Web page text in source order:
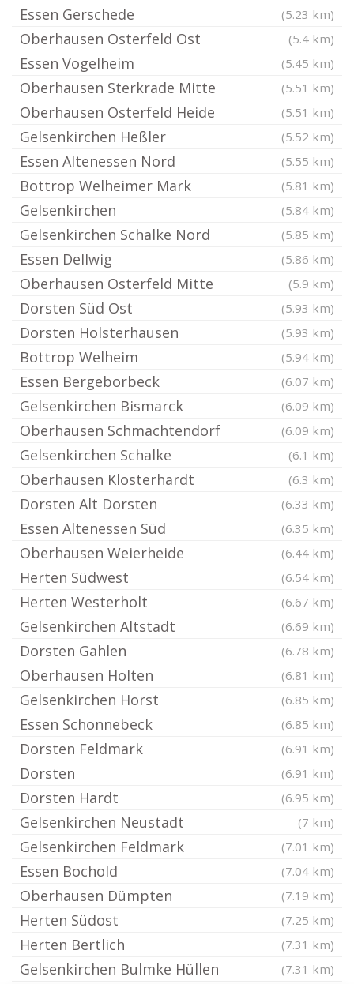
Essen Gerschede (5.23 km)
Oberhausen Osterfeld Ost (5.4 km)
Essen Vogelheim (5.45 km)
Oberhausen Sterkrade Mitte (5.51 km)
Oberhausen Osterfeld Heide (5.51 km)
Gelsenkirchen Heßler (5.52 km)
Essen Altenessen Nord (5.55 km)
Bottrop Welheimer Mark (5.81 km)
Gelsenkirchen (5.84 km)
Gelsenkirchen Schalke Nord (5.85 km)
Essen Dellwig (5.86 km)
Oberhausen Osterfeld Mitte (5.9 km)
Dorsten Süd Ost (5.93 km)
Dorsten Holsterhausen (5.93 km)
Bottrop Welheim (5.94 km)
Essen Bergeborbeck (6.07 km)
Gelsenkirchen Bismarck (6.09 km)
Oberhausen Schmachtendorf (6.09 km)
Gelsenkirchen Schalke (6.1 km)
Oberhausen Klosterhardt (6.3 km)
Dorsten Alt Dorsten (6.33 km)
Essen Altenessen Süd (6.35 km)
Oberhausen Weierheide (6.44 km)
Herten Südwest (6.54 km)
Herten Westerholt (6.67 km)
Gelsenkirchen Altstadt (6.69 km)
Dorsten Gahlen (6.78 km)
Oberhausen Holten (6.81 km)
Gelsenkirchen Horst (6.85 km)
Essen Schonnebeck (6.85 km)
Dorsten Feldmark (6.91 km)
Dorsten (6.91 km)
Dorsten Hardt (6.95 km)
Gelsenkirchen Neustadt (7 km)
Gelsenkirchen Feldmark (7.01 km)
Essen Bochold (7.04 km)
Oberhausen Dümpten (7.19 km)
Herten Südost (7.25 km)
Herten Bertlich (7.31 km)
Gelsenkirchen Bulmke Hüllen (7.31 km)